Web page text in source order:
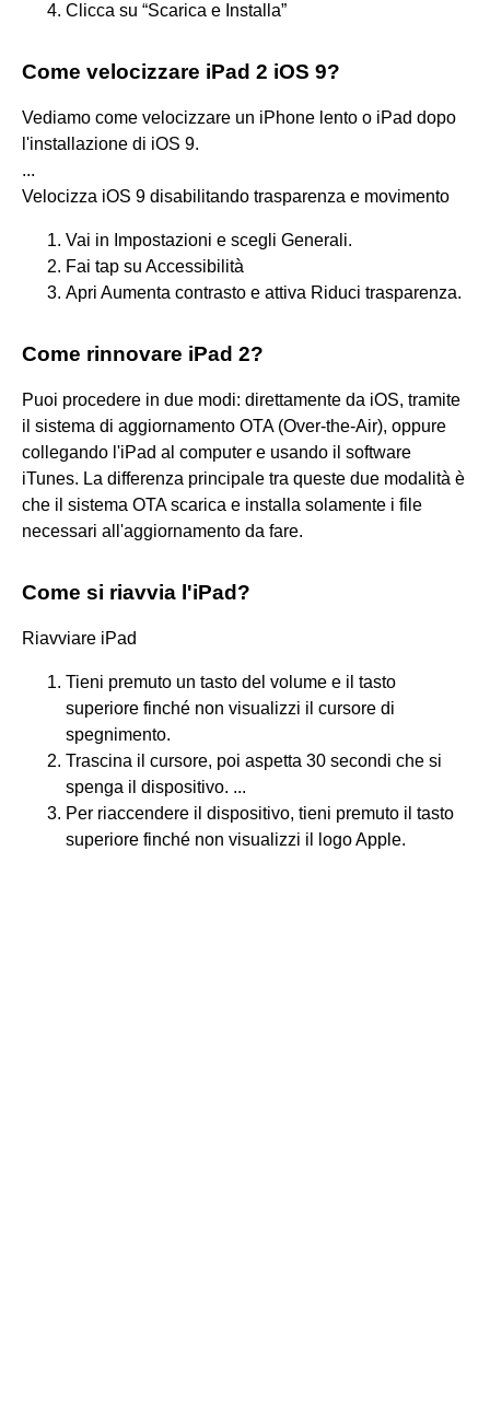
Clicca su “Scarica e Installa”
Come velocizzare iPad 2 iOS 9?
Vediamo come velocizzare un iPhone lento o iPad dopo
l'installazione di iOS 9.
...
Velocizza iOS 9 disabilitando trasparenza e movimento
Vai in Impostazioni e scegli Generali.
Fai tap su Accessibilità
Apri Aumenta contrasto e attiva Riduci trasparenza.
Come rinnovare iPad 2?
Puoi procedere in due modi: direttamente da iOS, tramite
il sistema di aggiornamento OTA (Over-the-Air), oppure
collegando l'iPad al computer e usando il software
iTunes. La differenza principale tra queste due modalità è
che il sistema OTA scarica e installa solamente i file
necessari all'aggiornamento da fare.
Come si riavvia l'iPad?
Riavviare iPad
Tieni premuto un tasto del volume e il tasto
superiore finché non visualizzi il cursore di
spegnimento.
Trascina il cursore, poi aspetta 30 secondi che si
spenga il dispositivo. ...
Per riaccendere il dispositivo, tieni premuto il tasto
superiore finché non visualizzi il logo Apple.